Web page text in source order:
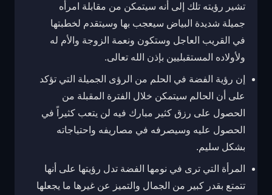
تشير رؤيته تلك إلى أنه سيتمكن من مقابلة امرأه
جميلة شديدة البياض سيعجب بها وسيتقدم لخطبتها
في القريب العاجل وستكون ونعمة الزوجة والأم له
ولأولاده المستقبليين بإذن الله تعالى.
إن رؤية الفضة في الحلم من الرؤى الجميلة التي تؤكد
على أن الحالم سيتمكن خلال الفترة المقبلة من
الحصول على رزق كثير مبارك فيه لن يتعب كثيراً في
الحصول عليه وسيصرفه في مصاريفه واحتياجاته
بشكل سليم.
المرأة التي ترى في نومها الفضة تدل رؤيتها على أنها
تتمتع بقدر كبير من الجمال والتميز عن غيرها ما يجعلها